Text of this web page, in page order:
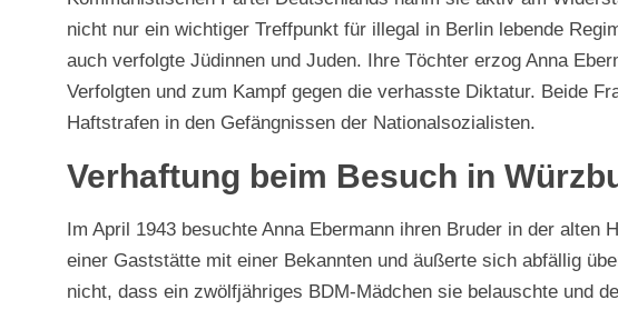
nicht nur ein wichtiger Treffpunkt für illegal in Berlin lebende
auch verfolgte Jüdinnen und Juden. Ihre Töchter erzog Anna
Verfolgten und zum Kampf gegen die verhasste Diktatur. Beide
Haftstrafen in den Gefängnissen der Nationalsozialisten.
Verhaftung beim Besuch in
Im April 1943 besuchte Anna Ebermann ihren Bruder in der alten
einer Gaststätte mit einer Bekannten und äußerte sich abfällig
nicht, dass ein zwölfjähriges BDM-Mädchen sie belauschte und